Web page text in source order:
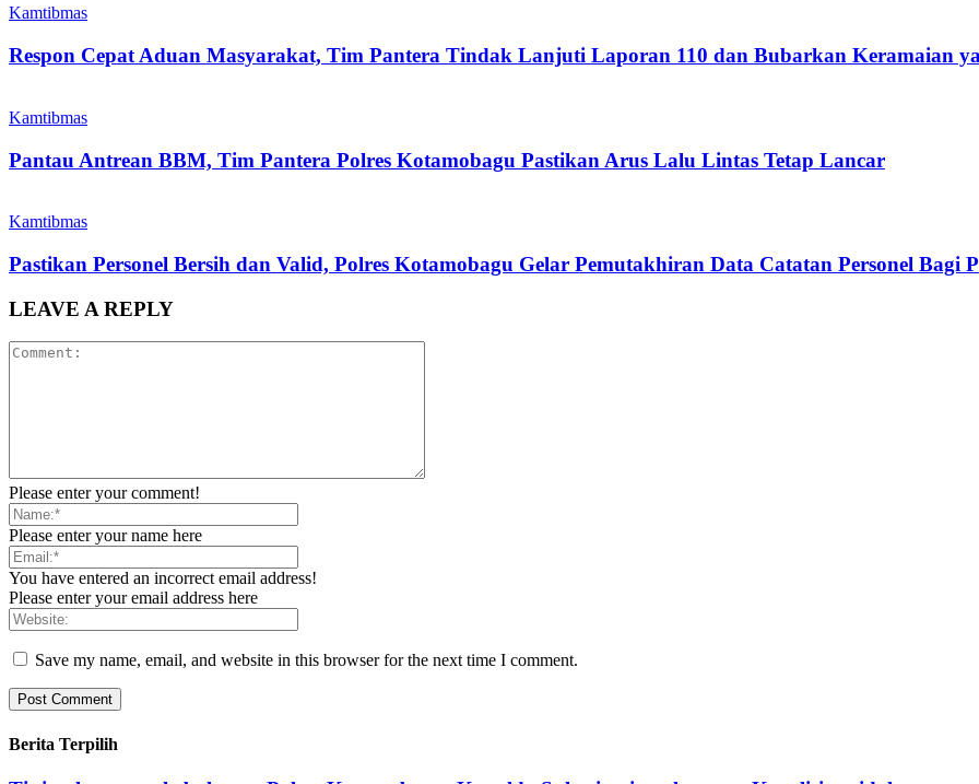
Kamtibmas
Respon Cepat Aduan Masyarakat, Tim Pantera Tindak Lanjuti Laporan 110 dan Bubarkan Keramaian
Kamtibmas
Pantau Antrean BBM, Tim Pantera Polres Kotamobagu Pastikan Arus Lalu Lintas Tetap Lancar
Kamtibmas
Pastikan Personel Bersih dan Valid, Polres Kotamobagu Gelar Pemutakhiran Data Catatan Personel Bagi
LEAVE A REPLY
Please enter your comment!
Please enter your name here
You have entered an incorrect email address!
Please enter your email address here
Save my name, email, and website in this browser for the next time I comment.
Berita Terpilih